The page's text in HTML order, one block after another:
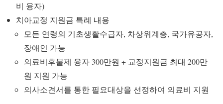
비 융자)
치아교정 지원금 특례 내용
모든 연령의 기초생활수급자, 차상위계층, 국가유공자,
장애인 가능
의료비후불제 융자 300만원 + 교정지원금 최대 200만
원 지원 가능
의사소견서를 통한 필요대상을 선정하여 의료비 지원